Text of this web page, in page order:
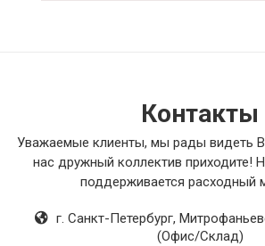
Контакты
Уважаемые клиенты, мы рады видеть
нас дружный коллектив приходите!
поддерживается расходный
г. Санкт-Петербург,
(Офис/Склад)